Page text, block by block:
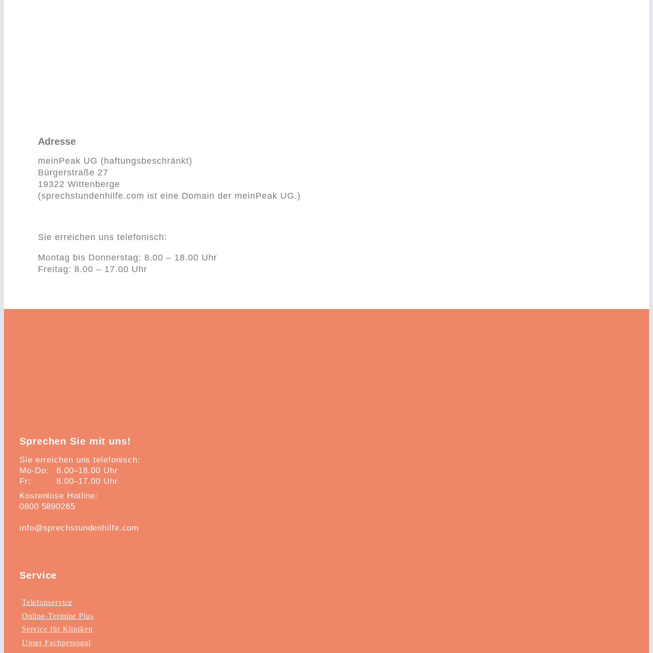
Adresse
meinPeak UG (haftungsbeschränkt)
Bürgerstraße 27
19322 Wittenberge
(sprechstundenhilfe.com ist eine Domain der meinPeak UG.)
Sie erreichen uns telefonisch:
Montag bis Donnerstag: 8.00 – 18.00 Uhr
Freitag: 8.00 – 17.00 Uhr
Sprechen Sie mit uns!
Sie erreichen uns telefonisch:
Mo-Do:
8.00–18.00 Uhr
Fr:
8.00–17.00 Uhr
Kostenlose Hotline:
0800 5890265
info@sprechstundenhilfe.com
Service
Telefonservice
Online-Termine Plus
Service für Kliniken
Unser Fachpersonal